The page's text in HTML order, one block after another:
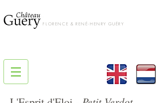
FLORENCE & RENÉ-HENRY GUÉRY